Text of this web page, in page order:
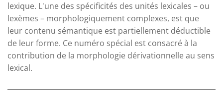
lexique. L'une des spécificités des unités lexicales – ou
lexèmes – morphologiquement complexes, est que
leur contenu sémantique est partiellement déductible
de leur forme. Ce numéro spécial est consacré à la
contribution de la morphologie dérivationnelle au sens
lexical.